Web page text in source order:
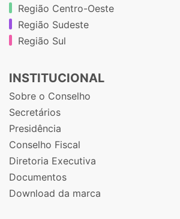
Região Centro-Oeste
Região Sudeste
Região Sul
INSTITUCIONAL
Sobre o Conselho
Secretários
Presidência
Conselho Fiscal
Diretoria Executiva
Documentos
Download da marca